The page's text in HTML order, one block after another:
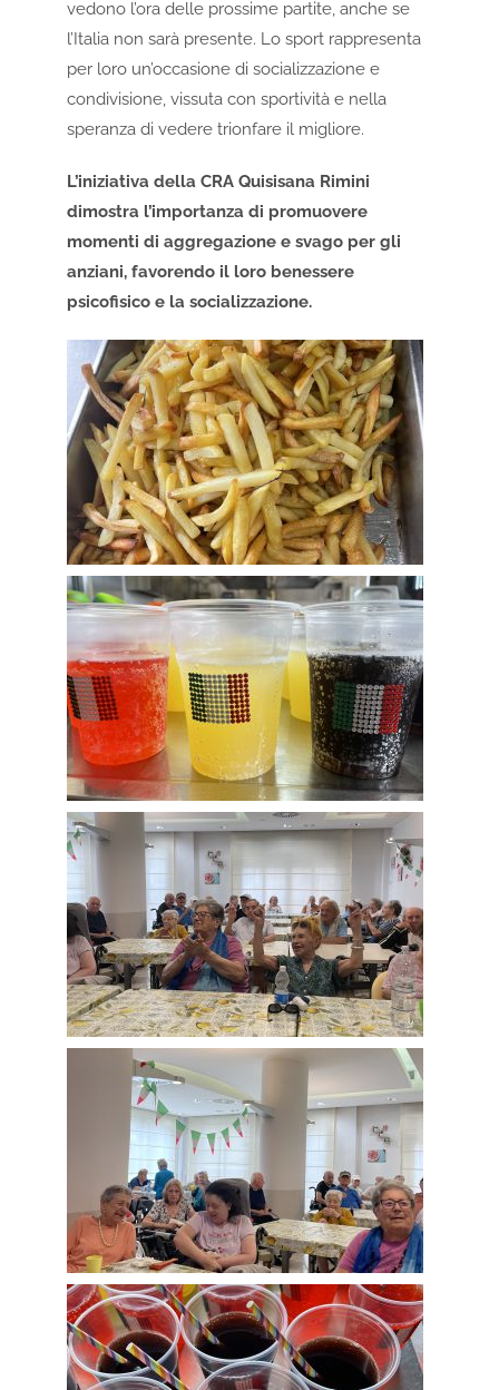
vedono l’ora delle prossime partite, anche se
l’Italia non sarà presente. Lo sport rappresenta
per loro un’occasione di socializzazione e
condivisione, vissuta con sportività e nella
speranza di vedere trionfare il migliore.
L’iniziativa della CRA Quisisana Rimini
dimostra l’importanza di promuovere
momenti di aggregazione e svago per gli
anziani, favorendo il loro benessere
psicofisico e la socializzazione.